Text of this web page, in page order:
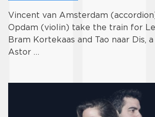
Vincent van Amsterdam
Opdam (violin) take the train for
Bram Kortekaas and Tao naar Dis,
Astor …